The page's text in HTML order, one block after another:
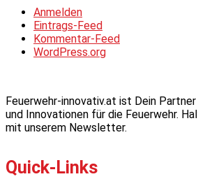
Anmelden
Eintrags-Feed
Kommentar-Feed
WordPress.org
Feuerwehr-innovativ.at ist Dein
und Innovationen für die Feuerwehr.
mit unserem Newsletter.
Quick-Links